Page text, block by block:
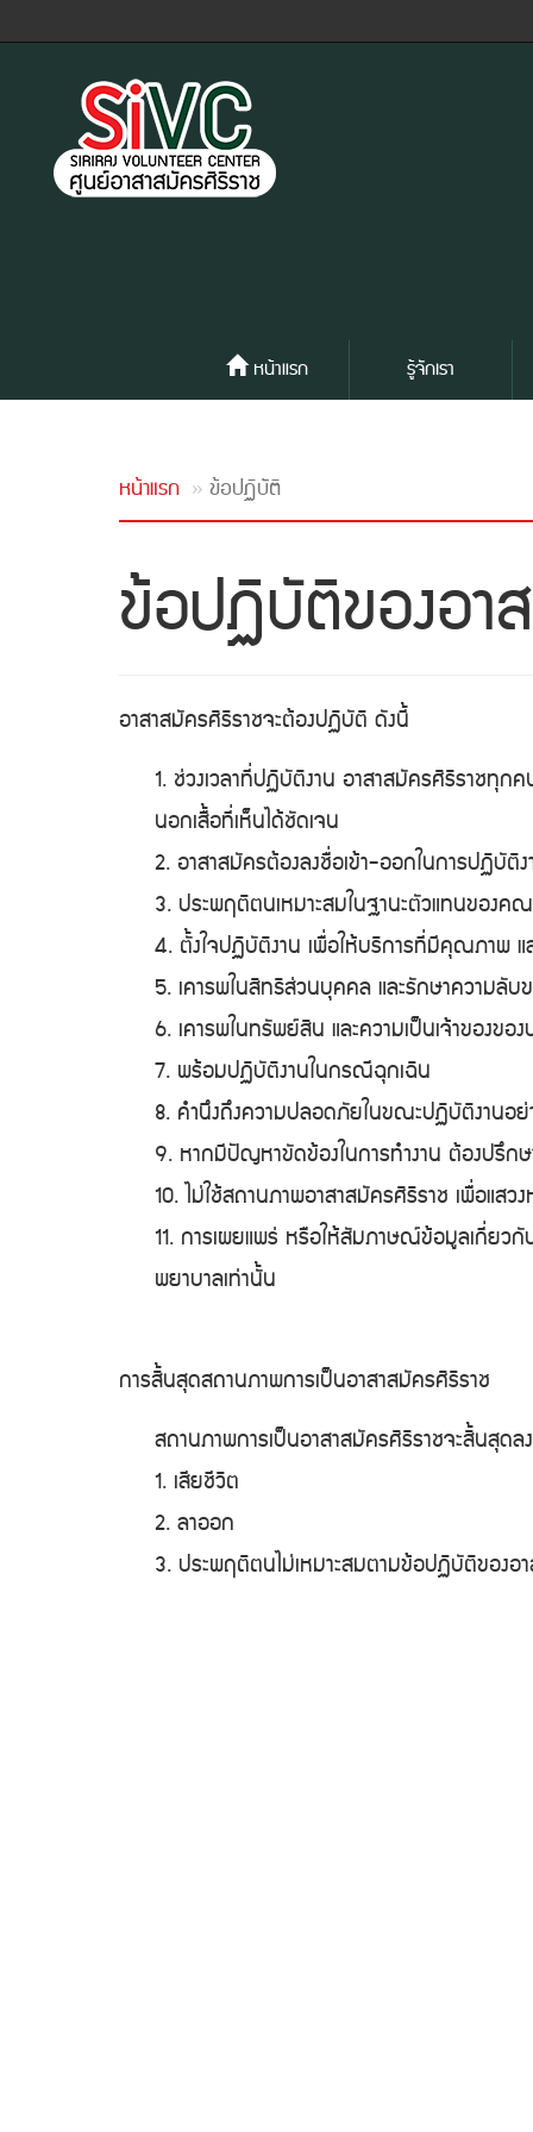
หน้าแรก รู้จักเรา
หน้าแรก ข้อปฏิบัติ
ข้อปฏิบัติของอา
อาสาสมัครศิริราชจะต้องปฏิบัติ ดังนี้
1. ช่วงเวลาที่ปฏิบัติงาน อาสาสมัครศิริราชทุ
นอกเสื้อที่เห็นได้ชัดเจน
2. อาสาสมัครต้องลงชื่อเข้า-ออกในการปฏิบัติ
3. ประพฤติตนเหมาะสมในฐานะตัวแทนของค
4. ตั้งใจปฏิบัติงาน เพื่อให้บริการที่มีคุณภาพ แ
5. เคารพในสิทธิส่วนบุคคล และรักษาความลับ
6. เคารพในทรัพย์สิน และความเป็นเจ้าของขอ
7. พร้อมปฏิบัติงานในกรณีฉุกเฉิน
8. คำนึงถึงความปลอดภัยในขณะปฏิบัติงานอย่
9. หากมีปัญหาขัดข้องในการทำงาน ต้องปรึก
10. ไม่ใช้สถานภาพอาสาสมัครศิริราช เพื่อแส
11. การเผยแพร่ หรือให้สัมภาษณ์ข้อมูลเกี่ยว
พยาบาลเท่านั้น
การสิ้นสุดสถานภาพการเป็นอาสาสมัครศิริราช
สถานภาพการเป็นอาสาสมัครศิริราชจะสิ้นสุดล
1. เสียชีวิต
2. ลาออก
3. ประพฤติตนไม่เหมาะสมตามข้อปฏิบัติของอ